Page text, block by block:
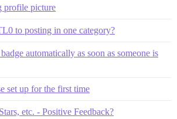
profile picture
to posting in one category?
automatically as soon as someone is
set up for the first time
etc. - Positive Feedback?